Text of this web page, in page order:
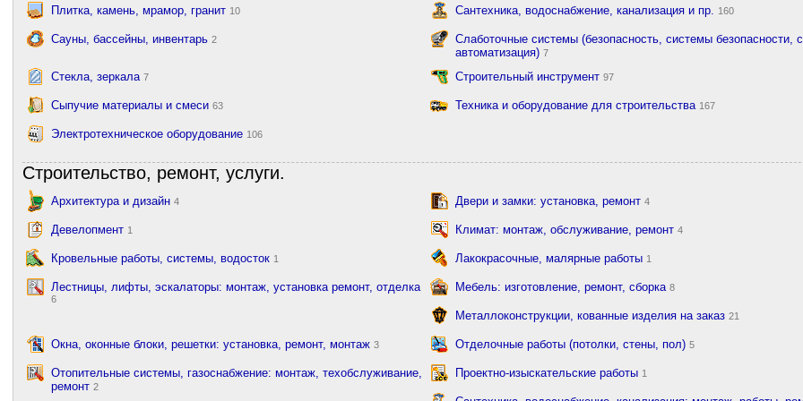
Плитка, камень, мрамор, гранит 10 Сантехника, водоснабжение, канализация и пр. 160
Сауны, бассейны, инвентарь 2
Слаботочные системы (безопасность, системы безопасности,
автоматизация) 7
Стекла, зеркала 7 Строительный инструмент 97
Сыпучие материалы и смеси 63 Техника и оборудование для строительства 167
Электротехническое оборудование 106
Строительство, ремонт, услуги.
Архитектура и дизайн 4 Двери и замки: установка, ремонт 4
Девелопмент 1 Климат: монтаж, обслуживание, ремонт 4
Кровельные работы, системы, водосток 1 Лакокрасочные, малярные работы 1
Лестницы, лифты, эскалаторы: монтаж, установка ремонт, отделка
6
Мебель: изготовление, ремонт, сборка 8
Металлоконструкции, кованные изделия на заказ 21
Окна, оконные блоки, решетки: установка, ремонт, монтаж 3 Отделочные работы (потолки, стены, пол) 5
Отопительные системы, газоснабжение: монтаж, техобслуживание,
ремонт 2
Проектно-изыскательские работы 1